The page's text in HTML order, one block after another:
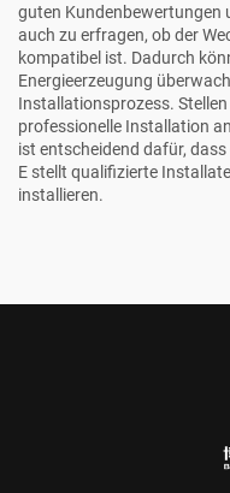
guten Kundenbewertungen
auch zu erfragen, ob der
kompatibel ist. Dadurch
Energieerzeugung
Installationsprozess.
professionelle Installation
ist entscheidend dafür,
E stellt qualifizierte
installieren.